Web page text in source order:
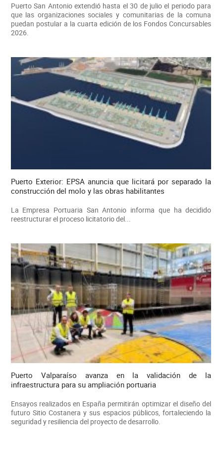
Puerto San Antonio extendió hasta el 30 de julio el periodo para
que las organizaciones sociales y comunitarias de la comuna
puedan postular a la cuarta edición de los Fondos Concursables
2026.
Puerto Exterior: EPSA anuncia que licitará por separado la
construcción del molo y las obras habilitantes
La Empresa Portuaria San Antonio informa que ha decidido
reestructurar el proceso licitatorio del...
Puerto Valparaíso avanza en la validación de la
infraestructura para su ampliación portuaria
Ensayos realizados en España permitirán optimizar el diseño del
futuro Sitio Costanera y sus espacios públicos, fortaleciendo la
seguridad y resiliencia del proyecto de desarrollo.